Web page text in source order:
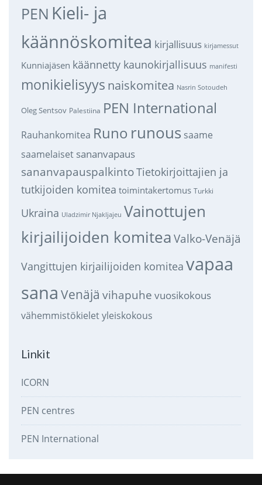
PEN Kieli- ja
käännöskomitea kirjallisuus kirjamessut
Kunniajäsen käännetty kaunokirjallisuus manifesti
monikielisyys naiskomitea Nasrin Sotoudeh
Oleg Sentsov Palestiina PEN International
Rauhankomitea Runo runous saame
saamelaiset sananvapaus
sananvapauspalkintoTietokirjoittajien ja
tutkijoiden komitea toimintakertomus Turkki
Ukraina Uladzimir Njakljajeu Vainottujen
kirjailijoiden komitea Valko-Venäjä
Vangittujen kirjailijoiden komitea vapaa
sana Venäjä vihapuhe vuosikokous
vähemmistökieletyleiskokous
Linkit
ICORN
PEN centres
PEN International